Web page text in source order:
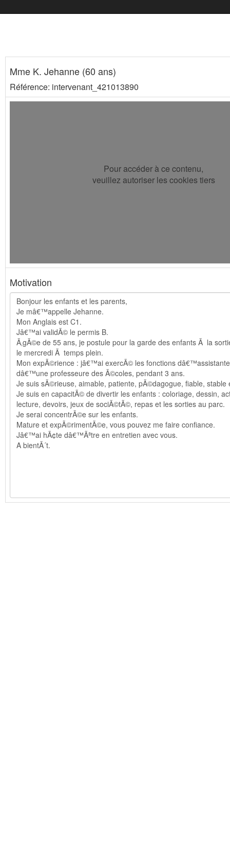
Mme K. Jehanne (60 ans)
Référence: intervenant_421013890
Pour accéder à ce contenu,
veuillez autoriser les cookies tiers
Motivation